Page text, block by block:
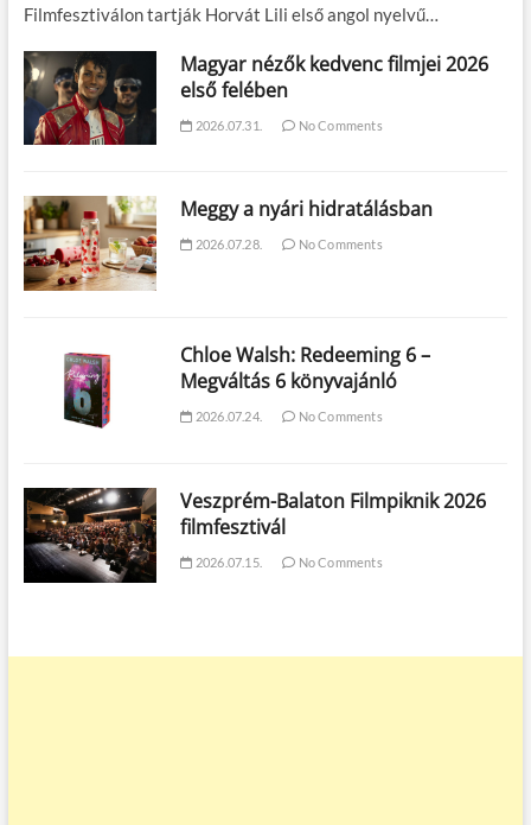
Filmfesztiválon tartják Horvát Lili első angol nyelvű…
Magyar nézők kedvenc filmjei 2026
első felében
2026.07.31. No Comments
Meggy a nyári hidratálásban
2026.07.28. No Comments
Chloe Walsh: Redeeming 6 –
Megváltás 6 könyvajánló
2026.07.24. No Comments
Veszprém-Balaton Filmpiknik 2026
filmfesztivál
2026.07.15. No Comments